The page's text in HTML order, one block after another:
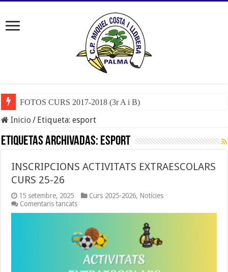
FOTOS CURS 2017-2018 (3r A i B)
Inicio / Etiqueta:esport
Etiquetas Archivadas: esport
INSCRIPCIONS ACTIVITATS EXTRAESCOLARS
CURS 25-26
15 setembre, 2025 Curs 2025-2026, Notícies
Comentaris tancatsa
INSCRIPCIONS
EXTRAESCOLARS
CURS
25-
26